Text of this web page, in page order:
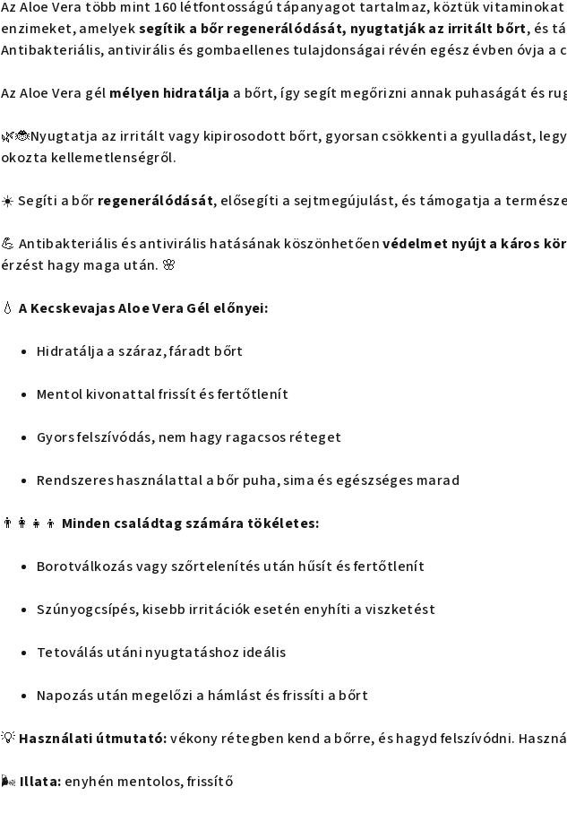
Az Aloe Vera több mint 160 létfontosságú tápanyagot tartalmaz, köztük vitaminokat
enzimeket, amelyeksegítik a bőr regenerálódását, nyugtatják az irritált bőrt, és
Antibakteriális, antivirális és gombaellenes tulajdonságai révén egész évben óvja a
Az Aloe Vera gél mélyen hidratálja a bőrt, így segít megőrizni annak puhaságát és
🌿🐞Nyugtatja az irritált vagy kipirosodott bőrt, gyorsan csökkenti a gyulladást,
okozta kellemetlenségről.
☀️ Segíti a bőr regenerálódását, elősegíti a sejtmegújulást, és támogatja a
💪 Antibakteriális és antivirális hatásának köszönhetőenvédelmet nyújt a káros
érzést hagy maga után. 🌸
💧 A Kecskevajas Aloe Vera Gél előnyei:
Hidratálja a száraz, fáradt bőrt
Mentol kivonattal frissít és fertőtlenít
Gyors felszívódás, nem hagy ragacsos réteget
Rendszeres használattal a bőr puha, sima és egészséges marad
👨‍👩‍👧‍👦 Minden családtag számára tökéletes:
Borotválkozás vagy szőrtelenítés után hűsít és fertőtlenít
Szúnyogcsípés, kisebb irritációk esetén enyhíti a viszketést
Tetoválás utáni nyugtatáshoz ideális
Napozás után megelőzi a hámlást és frissíti a bőrt
💡 Használati útmutató:vékony rétegben kend a bőrre, és hagyd felszívódni.
🌬️ Illata: enyhén mentolos, frissítő